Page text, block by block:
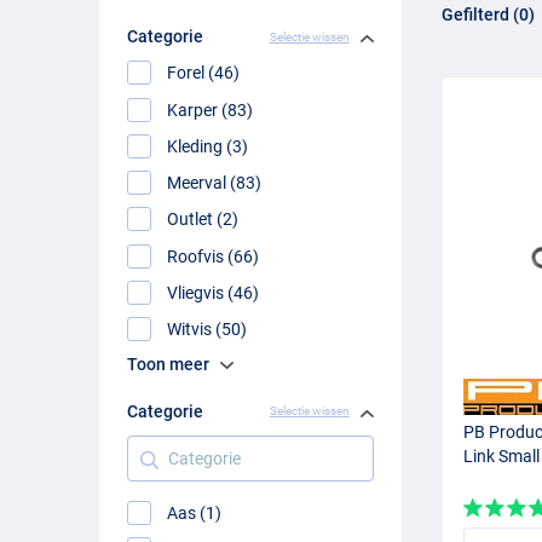
Binnen het assortiment van PB Products vind je
een veilige en doeltreffende aasaanbieding. Bekijk de
goed aan bij de technische aanpak van PB Products. Zo
PB Products Rigs Kopen
PB Products biedt volop mogelijkheden voor vissers die
aanpassen aan schuwe vis, wier, obstakels en
geschikte lijnen, loodsystemen en PVA bouw je een
karpermontage.
Categorie Selectie wissen
Forel (46)
Karper (83)
Kleding (3)
Meerval (83)
Outlet (2)
Roofvis (66)
Vliegvis (46)
Witvis (50)
Toon meer
Categorie Selectie wissen
Categorie
Aas (1)
Gefilterd (0)
PB
Link